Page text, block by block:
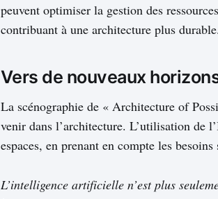
peuvent optimiser la gestion des
contribuant à une architecture plus durable.
Vers de nouveaux
La scénographie de « Architecture of
venir dans l’architecture. L’utilisation de
espaces, en prenant en compte les
L’intelligence artificielle n’est plus